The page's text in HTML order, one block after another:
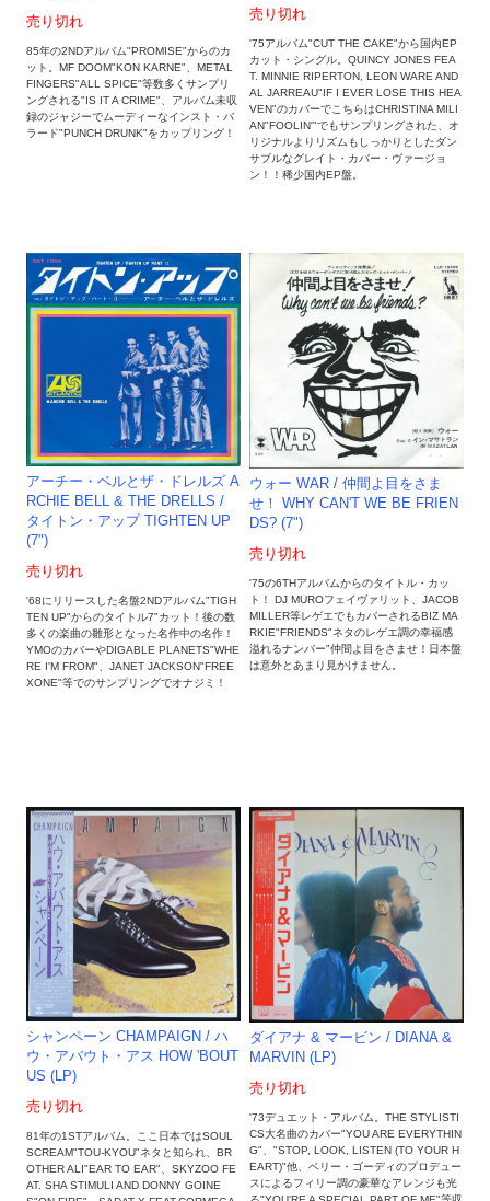
売り切れ
85年の2NDアルバム"PROMISE"からのカ
ット。MF DOOM"KON KARNE"、METAL
FINGERS"ALL SPICE"等数多くサンプリ
ングされる"IS IT A CRIME"、アルバム未収
録のジャジーでムーディーなインスト・バ
ラード"PUNCH DRUNK"をカップリング！
売り切れ
'75アルバム"CUT THE CAKE"から国内EP
カット・シングル。QUINCY JONES FEA
T. MINNIE RIPERTON, LEON WARE AND
AL JARREAU"IF I EVER LOSE THIS HEA
VEN"のカバーでこちらはCHRISTINA MILI
AN"FOOLIN'"でもサンプリングされた、オ
リジナルよりリズムもしっかりとしたダン
サブルなグレイト・カバー・ヴァージョ
ン！！稀少国内EP盤。
アーチー・ベルとザ・ドレルズ A
RCHIE BELL & THE DRELLS /
タイトン・アップ TIGHTEN UP
(7")
売り切れ
'68にリリースした名盤2NDアルバム"TIGH
TEN UP"からのタイトル7"カット！後の数
多くの楽曲の雛形となった名作中の名作！
YMOのカバーやDIGABLE PLANETS"WHE
RE I'M FROM"、JANET JACKSON"FREE
XONE"等でのサンプリングでオナジミ！
ウォー WAR / 仲間よ目をさま
せ！ WHY CAN'T WE BE FRIEN
DS? (7")
売り切れ
'75の6THアルバムからのタイトル・カッ
ト！ DJ MUROフェイヴァリット、JACOB
MILLER等レゲエでもカバーされるBIZ MA
RKIE"FRIENDS"ネタのレゲエ調の幸福感
溢れるナンバー"仲間よ目をさませ！日本盤
は意外とあまり見かけません。
シャンペーン CHAMPAIGN / ハ
ウ・アバウト・アス HOW 'BOUT
US (LP)
売り切れ
81年の1STアルバム。ここ日本ではSOUL
SCREAM"TOU-KYOU"ネタと知られ、BR
OTHER ALI"EAR TO EAR"、SKYZOO FE
AT. SHA STIMULI AND DONNY GOINE
ダイアナ & マービン / DIANA &
MARVIN (LP)
売り切れ
'73デュエット・アルバム。THE STYLISTI
CS大名曲のカバー"YOU ARE EVERYTHIN
G"、"STOP, LOOK, LISTEN (TO YOUR H
EART)"他、ベリー・ゴーディのプロデュー
スによるフィリー調の豪華なアレンジも光